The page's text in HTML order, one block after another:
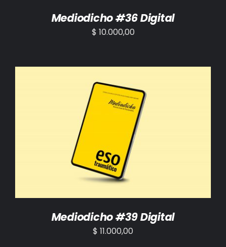
Mediodicho #36 Digital
$ 10.000,00
AÑADIR AL CARRITO /
Mediodicho #39 Digital
$ 11.000,00